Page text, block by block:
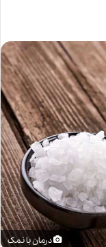
درمان با نمک